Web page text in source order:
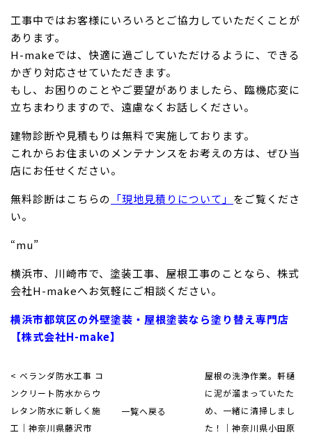
工事中ではお客様にいろいろとご協力していただくことが
あります。
H-makeでは、快適に過ごしていただけるように、できる
かぎり対応させていただきます。
もし、お困りのことやご要望がありましたら、臨機応変に
立ちまわりますので、遠慮なくお話しください。
建物診断や見積もりは無料で実施しております。
これからお住まいのメンテナンスをお考えの方は、ぜひ当
店にお任せください。
無料診断はこちらの 「現地見積りについて」 をご覧くださ
い。
“mu”
横浜市、川崎市で、塗装工事、屋根工事のことなら、株式
会社H-makeへお気軽にご相談ください。
横浜市都筑区の外壁塗装・屋根塗装なら塗り替え専門店
【株式会社H-make】
< ベランダ防水工事 コ
ンクリート防水からウ
レタン防水に新しく施
工｜神奈川県藤沢市
屋根の洗浄作業。軒樋
に泥が溜まっていたた
め、一緒に清掃しまし
た！｜神奈川県小田原
一覧へ戻る